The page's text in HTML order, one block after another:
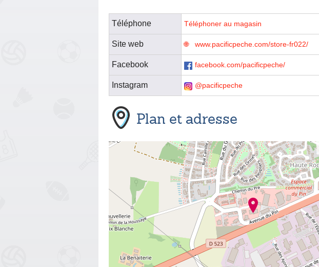
Téléphone Téléphoner au magasin
Site web www.pacificpeche.com/store-fr022/
Facebook facebook.com/pacificpeche/
Instagram @pacificpeche
Plan et adresse